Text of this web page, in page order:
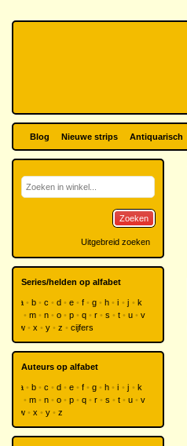
Blog Nieuwe strips Antiquarisch
Zoeken
Uitgebreid zoeken
Series/helden op alfabet
a b c d e f g h i j
k
m n o p q r s t u
v
w
x y z cijfers
Auteurs op alfabet
a b c d e f g h i j
k
m n o p q r s t u
v
w
x y z